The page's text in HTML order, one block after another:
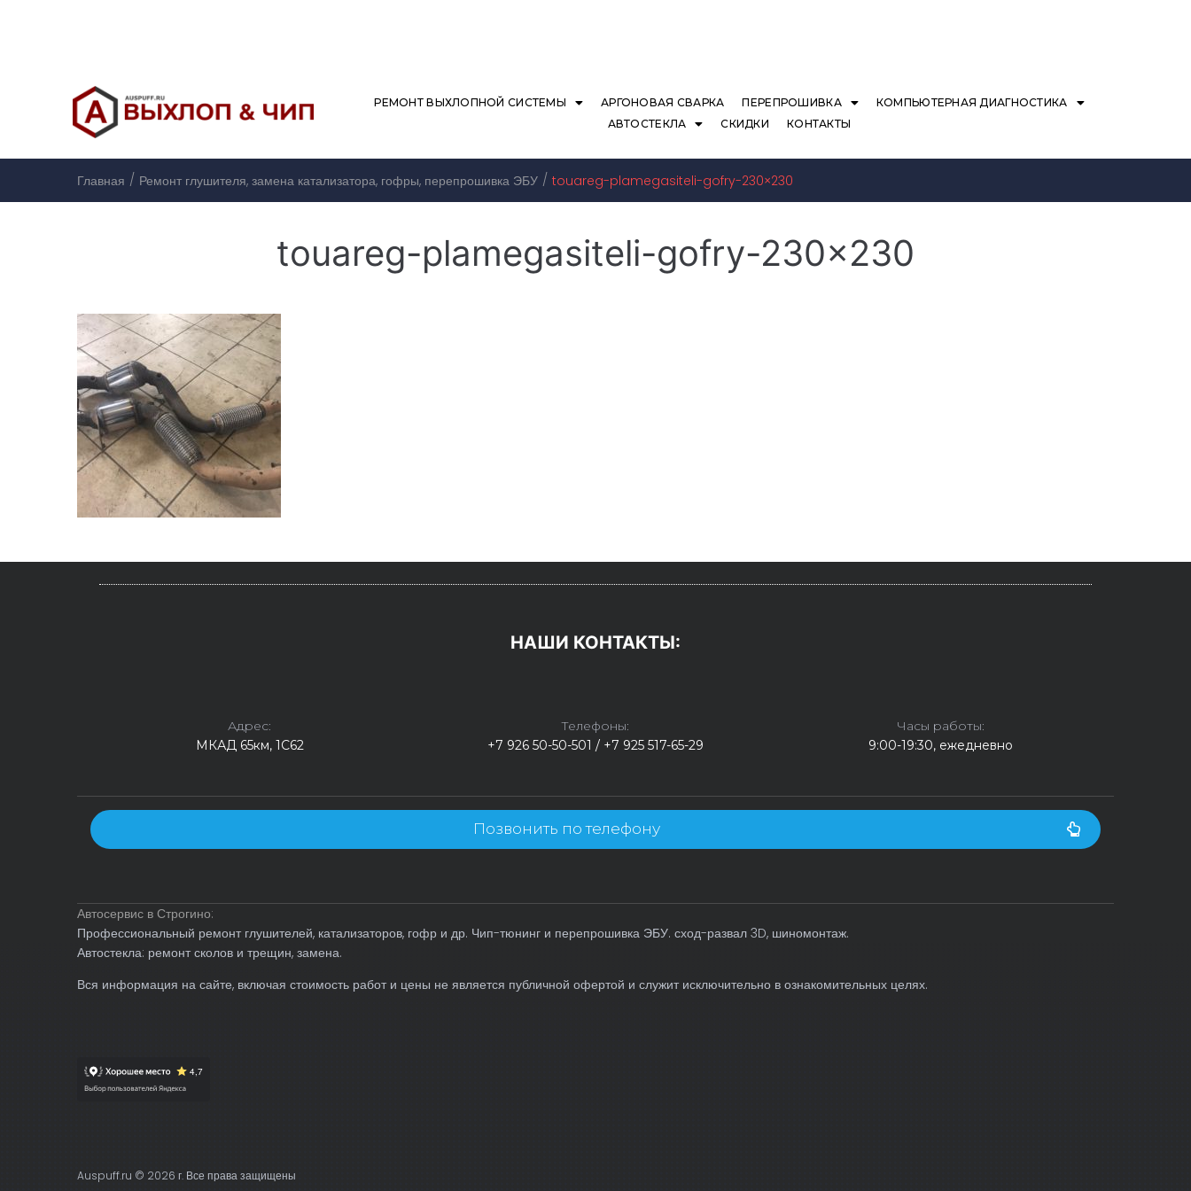
РЕМОНТ ВЫХЛОПНОЙ СИСТЕМЫ АРГОНОВАЯ СВАРКА ПЕРЕПРОШИВКА
КОМПЬЮТЕРНАЯ ДИАГНОСТИКА
АВТОСТЕКЛА
СКИДКИ КОНТАКТЫ
Главная / Ремонт глушителя, замена катализатора, гофры, перепрошивка ЭБУ / touareg-plamegasiteli-gofry-230×230
touareg-plamegasiteli-gofry-230×230
НАШИ КОНТАКТЫ:
Адрес:
МКАД 65км, 1С62
Телефоны:
+7 926 50-50-501 / +7 925 517-65-29
Часы работы:
9:00-19:30, ежедневно
Позвонить по телефону
Автосервис в Строгино:
Профессиональный ремонт глушителей, катализаторов, гофр и др. Чип-тюнинг и перепрошивка ЭБУ. сход-развал 3D, шиномонтаж.
Автостекла: ремонт сколов и трещин, замена.
Вся информация на сайте, включая стоимость работ и цены не является публичной офертой и служит исключительно в ознакомительных целях.
Auspuff.ru © 2026 г. Все права защищены